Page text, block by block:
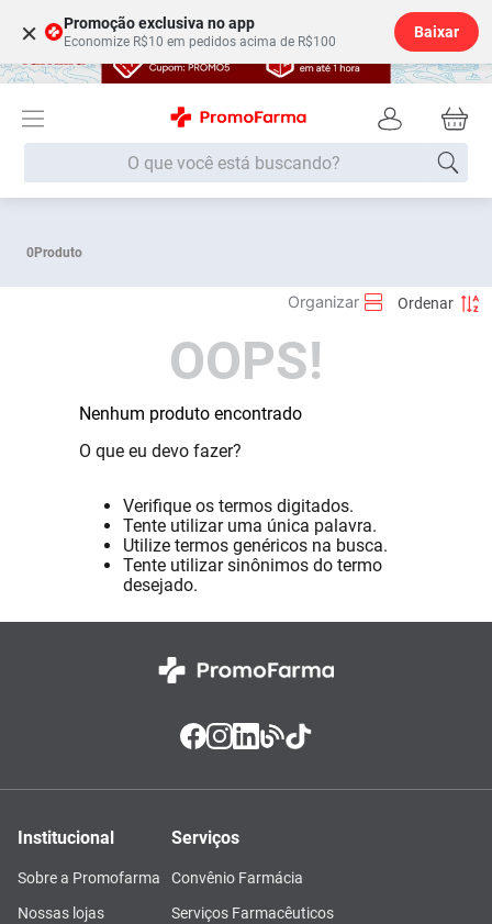
× Promoção exclusiva no app
Economize R$10 em pedidos acima de R$100
Baixar
O que você está buscando?
0Produto
OOPS!
Nenhum produto encontrado
O que eu devo fazer?
Verifique os termos digitados.
Tente utilizar uma única palavra.
Utilize termos genéricos na busca.
Tente utilizar sinônimos do termo
desejado.
Institucional
Sobre a Promofarma
Nossas lojas
Serviços
Convênio Farmácia
Serviços Farmacêuticos
Fralda G
Desodorante
Absorvente
Pampers Confort Sec
Lavitan